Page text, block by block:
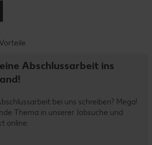
Abschlussarbeit ins
bei uns schreiben? Mega!
Thema in unserer Jobsuche und
online.